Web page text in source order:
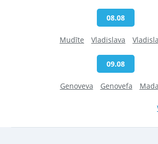
08.08
Mudīte Vladislava
09.08
Genoveva Genovefa